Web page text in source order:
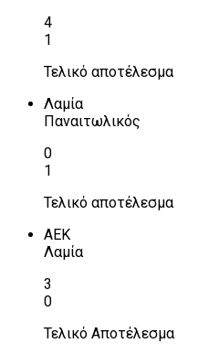
4
1
Τελικό αποτέλεσμα
Λαμία
Παναιτωλικός
0
1
Τελικό αποτέλεσμα
ΑΕΚ
Λαμία
3
0
Τελικό Αποτέλεσμα